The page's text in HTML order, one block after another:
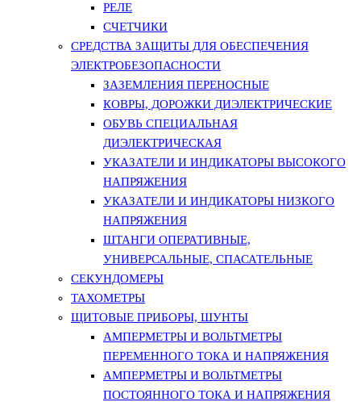
РЕЛЕ
СЧЕТЧИКИ
СРЕДСТВА ЗАЩИТЫ ДЛЯ ОБЕСПЕЧЕНИЯ
ЭЛЕКТРОБЕЗОПАСНОСТИ
ЗАЗЕМЛЕНИЯ ПЕРЕНОСНЫЕ
КОВРЫ, ДОРОЖКИ ДИЭЛЕКТРИЧЕСКИЕ
ОБУВЬ СПЕЦИАЛЬНАЯ
ДИЭЛЕКТРИЧЕСКАЯ
УКАЗАТЕЛИ И ИНДИКАТОРЫ ВЫСОКОГО
НАПРЯЖЕНИЯ
УКАЗАТЕЛИ И ИНДИКАТОРЫ НИЗКОГО
НАПРЯЖЕНИЯ
ШТАНГИ ОПЕРАТИВНЫЕ,
УНИВЕРСАЛЬНЫЕ, СПАСАТЕЛЬНЫЕ
СЕКУНДОМЕРЫ
ТАХОМЕТРЫ
ЩИТОВЫЕ ПРИБОРЫ, ШУНТЫ
АМПЕРМЕТРЫ И ВОЛЬТМЕТРЫ
ПЕРЕМЕННОГО ТОКА И НАПРЯЖЕНИЯ
АМПЕРМЕТРЫ И ВОЛЬТМЕТРЫ
ПОСТОЯННОГО ТОКА И НАПРЯЖЕНИЯ